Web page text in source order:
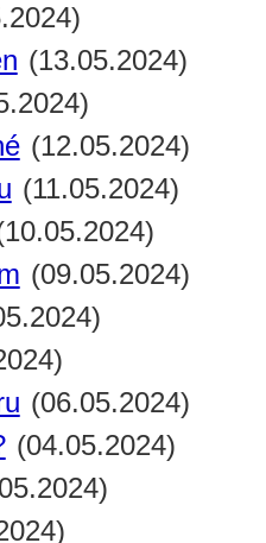
(13.05.2024)
(12.05.2024)
(11.05.2024)
(09.05.2024)
(06.05.2024)
(04.05.2024)